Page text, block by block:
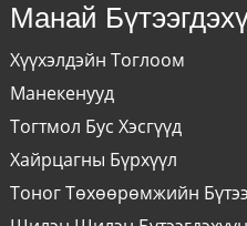
Манай
Хүүхэлдэйн Тоглоом
Манекенууд
Тогтмол Бус Хэсгүүд
Хайрцагны Бүрхүүл
Тоног Төхөөрөмжийн